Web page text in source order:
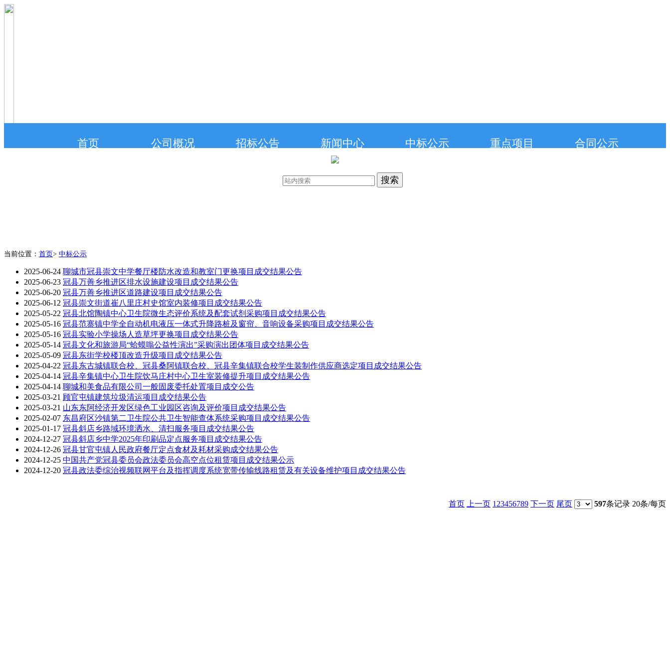
首页 公司概况 招标公告 新闻中心 中标公示 重点项目 合同公示
当前位置： 首页> 中标公示
2025-06-24 聊城市冠县崇文中学餐厅楼防水改造和教室门更换项目成交结果公告
2025-06-23 冠县万善乡推进区排水设施建设项目成交结果公告
2025-06-20 冠县万善乡推进区道路建设项目成交结果公告
2025-06-12 冠县崇文街道崔八里庄村史馆室内装修项目成交结果公告
2025-05-22 冠县北馆陶镇中心卫生院微生态评价系统及配套试剂采购项目成交结果公告
2025-05-16 冠县范寨镇中学全自动机电液压一体式升降路桩及窗帘、音响设备采购项目成交结果公告
2025-05-16 冠县实验小学操场人造草坪更换项目成交结果公告
2025-05-14 冠县文化和旅游局“蛤蟆嗡公益性演出”采购演出团体项目成交结果公告
2025-05-09 冠县东街学校楼顶改造升级项目成交结果公告
2025-04-22 冠县东古城镇联合校、冠县桑阿镇联合校、冠县辛集镇联合校学生装制作供应商选定项目成交结果公告
2025-04-14 冠县辛集镇中心卫生院饮马庄村中心卫生室装修提升项目成交结果公告
2025-04-14 聊城和美食品有限公司一般固废委托处置项目成交公告
2025-03-21 顾官屯镇建筑垃圾清运项目成交结果公告
2025-03-21 山东东阿经济开发区绿色工业园区咨询及评价项目成交结果公告
2025-02-07 东昌府区沙镇第二卫生院公共卫生智能查体系统采购项目成交结果公告
2025-01-17 冠县斜店乡路域环境洒水、清扫服务项目成交结果公告
2024-12-27 冠县斜店乡中学2025年印刷品定点服务项目成交结果公告
2024-12-26 冠县甘官屯镇人民政府餐厅定点食材及耗材采购成交结果公告
2024-12-25 中国共产党冠县委员会政法委员会高空点位租赁项目成交结果公示
2024-12-20 冠县政法委综治视频联网平台及指挥调度系统宽带传输线路租赁及有关设备维护项目成交结果公告
首页 上一页 1 23456789 下一页 尾页 597条记录 20条/每页